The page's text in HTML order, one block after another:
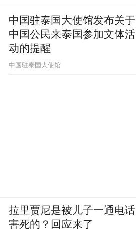
雷克萨斯
中国驻泰国大使馆发布关于
中国公民来泰国参加文体活
动的提醒
中国驻泰国大使馆
拉里贾尼是被儿子一通电话
害死的？回应来了